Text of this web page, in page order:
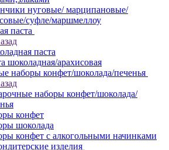
нуговые/ марципановые/
суфле/маршмеллоу
паста
паста
шоколадная/арахисовая
наборы конфет/шоколада/печенья
наборы конфет/шоколада/
конфет
шоколада
конфет с алкогольными начинками
изделия